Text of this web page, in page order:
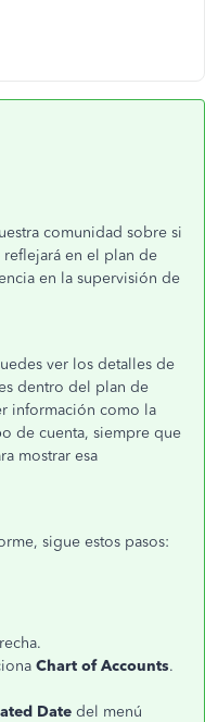
comunidad sobre si
reflejará en el plan de
en la supervisión de
ver los detalles de
dentro del plan de
información como la
de cuenta, siempre que
mostrar esa
sigue estos pasos:
Chart of Accounts.
Date del menú